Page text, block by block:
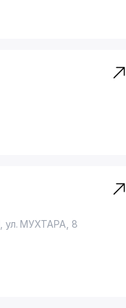
, ул. МУХТАРА, 8